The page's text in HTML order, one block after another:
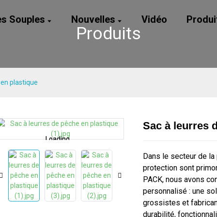
Souples Nouvelles Vidéo
Produits
plastique
Loading...
Loading...
Sac à leurres
Dans le secteur de
protection sont
PACK, nous avons
personnalisé : une
grossistes et
durabilité,